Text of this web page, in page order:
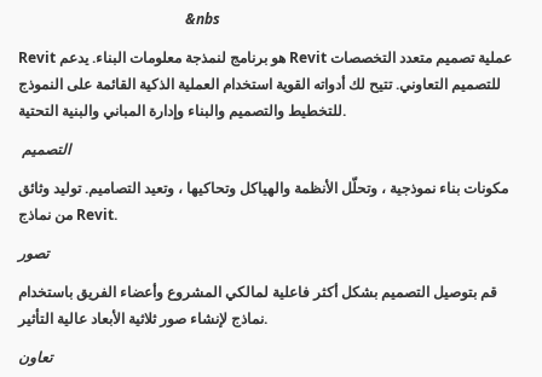
&nbs
Revit هو برنامج لنمذجة معلومات البناء. يدعم Revit عملية تصميم متعدد التخصصات
للتصميم التعاوني. تتيح لك أدواته القوية استخدام العملية الذكية القائمة على النموذج
للتخطيط والتصميم والبناء وإدارة المباني والبنية التحتية.
التصميم
مكونات بناء نموذجية ، وتحلّل الأنظمة والهياكل وتحاكيها ، وتعيد التصاميم. توليد وثائق
من نماذج Revit.
تصور
قم بتوصيل التصميم بشكل أكثر فاعلية لمالكي المشروع وأعضاء الفريق باستخدام
نماذج لإنشاء صور ثلاثية الأبعاد عالية التأثير.
تعاون